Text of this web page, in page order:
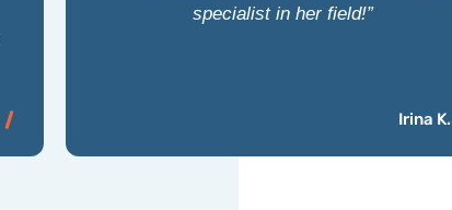
specialist in her field!”
Irina K.